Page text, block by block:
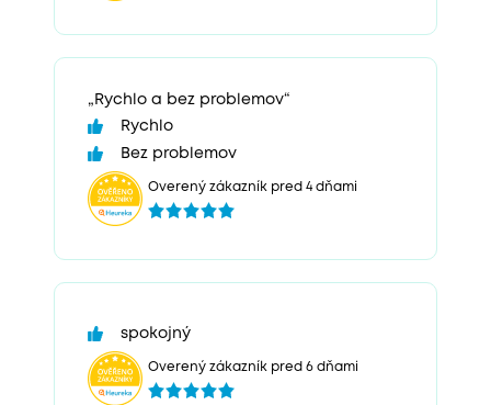
„Rychlo a bez problemov“
Rychlo
Bez problemov
Overený zákazník pred 4 dňami
spokojný
Overený zákazník pred 6 dňami